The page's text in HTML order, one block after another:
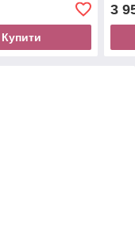
Купити
3